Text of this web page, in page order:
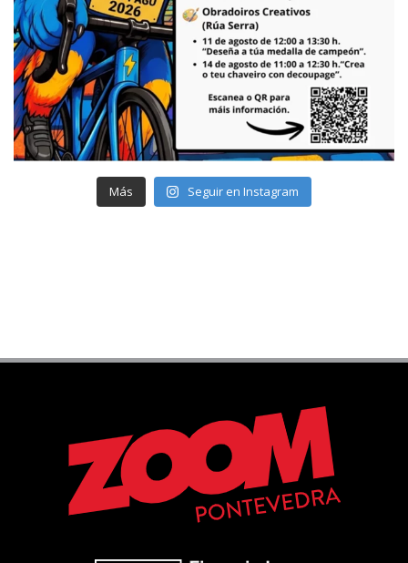
Más Seguir en Instagram